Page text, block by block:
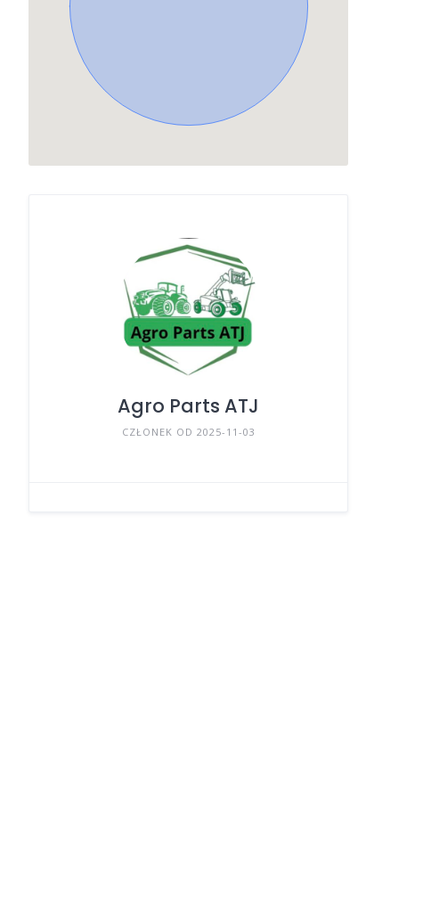
Agro Parts ATJ
CZŁONEK OD 2025-11-03